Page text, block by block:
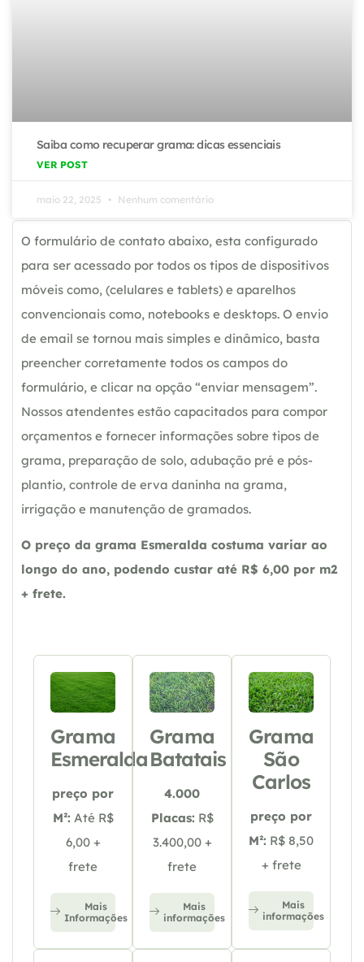
Saiba como recuperar grama: dicas essenciais
VER POST
maio 22, 2025 Nenhum comentário
O formulário de contato abaixo, esta configurado
para ser acessado por todos os tipos de dispositivos
móveis como, (celulares e tablets) e aparelhos
convencionais como, notebooks e desktops. O envio
de email se tornou mais simples e dinâmico, basta
preencher corretamente todos os campos do
formulário, e clicar na opção “enviar mensagem”.
Nossos atendentes estão capacitados para compor
orçamentos e fornecer informações sobre tipos de
grama, preparação de solo, adubação pré e pós-
plantio, controle de erva daninha na grama,
irrigação e manutenção de gramados.
O preço da grama Esmeralda costuma variar ao
longo do ano, podendo custar até R$ 6,00 por m2
+ frete.
Grama
Esmeralda
preço por
M²: Até R$
6,00 +
frete
Mais
Informações
Grama
Batatais
4.000
Placas: R$
3.400,00 +
frete
Mais
informações
Grama
São
Carlos
preço por
M²: R$ 8,50
+ frete
Mais
informações